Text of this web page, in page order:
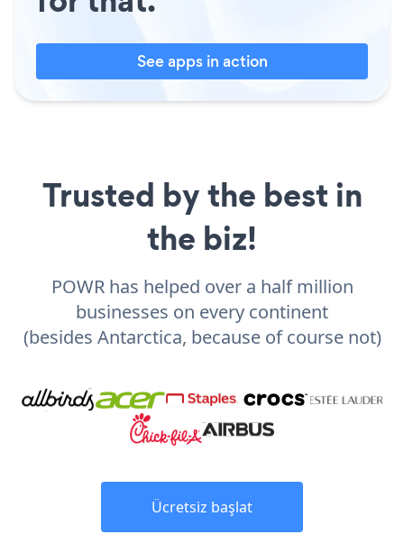
See apps in action
Trusted by the best in
the biz!
POWR has helped over a half million
businesses on every continent
(besides Antarctica, because of course not)
Ücretsiz başlat